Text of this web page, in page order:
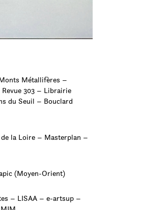
Métallifères –
303 – Librairie
du Seuil – Bouclard
la Loire – Masterplan –
(Moyen-Orient)
– LISAA – e-artsup –